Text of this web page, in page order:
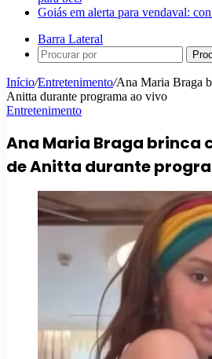
Goiás em alerta para vendaval:
Barra Lateral
Início/Entretenimento/Ana Maria Braga
Anitta durante programa ao vivo
Entretenimento
Ana Maria Braga brinca
de Anitta durante